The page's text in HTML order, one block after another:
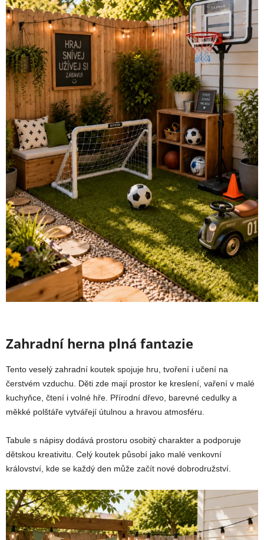
Zahradní herna plná fantazie
Tento veselý zahradní koutek spojuje hru, tvoření i učení na
čerstvém vzduchu. Děti zde mají prostor ke kreslení, vaření v malé
kuchyňce, čtení i volné hře. Přírodní dřevo, barevné cedulky a
měkké polštáře vytvářejí útulnou a hravou atmosféru.
Tabule s nápisy dodává prostoru osobitý charakter a podporuje
dětskou kreativitu. Celý koutek působí jako malé venkovní
království, kde se každý den může začít nové dobrodružství.